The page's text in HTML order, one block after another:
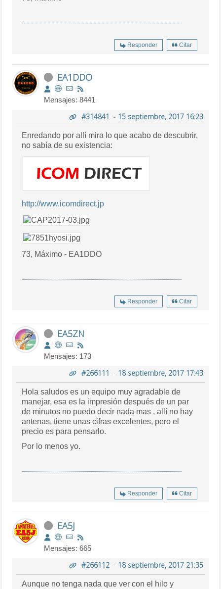
Responder Citar
EA1DDO
Mensajes: 8441
#314841 - 15 septiembre, 2017 16:23
Enredando por allí mira lo que acabo de descubrir,
no sabía de su existencia:
http://www.icomdirect.jp
73, Máximo - EA1DDO
Responder Citar
EA5ZN
Mensajes: 173
#266111 - 18 septiembre, 2017 17:43
Hola saludos es un equipo muy agradable de
manejar, esa es la impresión después de un par
de minutos no puedo decir nada mas , allí no hay
antenas, tiene unas cifras excelentes, pero el
precio es para pensarlo.
Por lo menos yo.
Responder Citar
EA5J
Mensajes: 665
#266112- 18 septiembre, 2017 21:35
Aunque no tenga nada que ver con el hilo y